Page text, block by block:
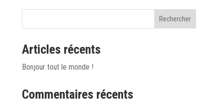
Rechercher
Articles récents
Bonjour tout le monde !
Commentaires récents